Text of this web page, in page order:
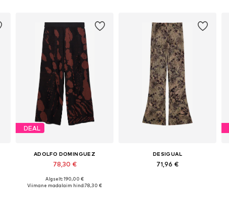
DEAL
ADOLFO DOMINGUEZ
78,30 €
Algselt: 190,00 €
Viimane madalaim hind:78,30 €
DESIGUAL
71,96 €